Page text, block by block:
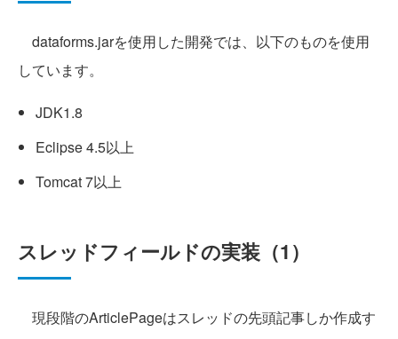
dataforms.jarを使用した開発では、以下のものを使用
しています。
JDK1.8
Eclipse 4.5以上
Tomcat 7以上
スレッドフィールドの実装（1）
現段階のArticlePageはスレッドの先頭記事しか作成す